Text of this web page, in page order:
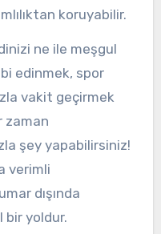
koruyabilir.
ne ile meşgul
edinmek, spor
vakit geçirmek
zaman
şey yapabilirsiniz!
verimli
dışında
bir yoldur.